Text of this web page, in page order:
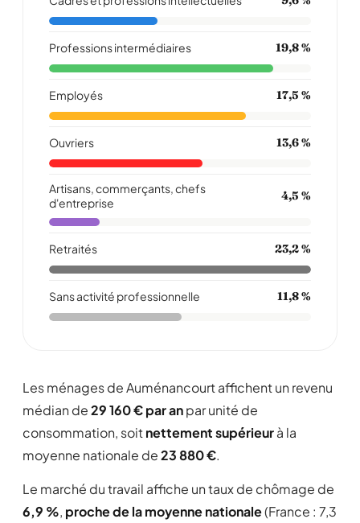
Professions intermédiaires 19,8 %
Employés 17,5 %
Ouvriers 13,6 %
Artisans, commerçants, chefs
d'entreprise
4,5 %
Retraités 23,2 %
Sans activité professionnelle 11,8 %
Les ménages de Auménancourt affichent un revenu
médian de29 160 € par anpar unité de
consommation, soitnettement supérieurà la
moyenne nationale de23 880 €.
Le marché du travail affiche un taux de chômage de
6,9 %, proche de la moyenne nationale(France : 7,3